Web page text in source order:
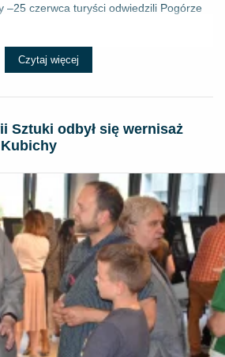
–25 czerwca turyści odwiedzili Pogórze
Czytaj więcej
Sztuki odbył się wernisaż